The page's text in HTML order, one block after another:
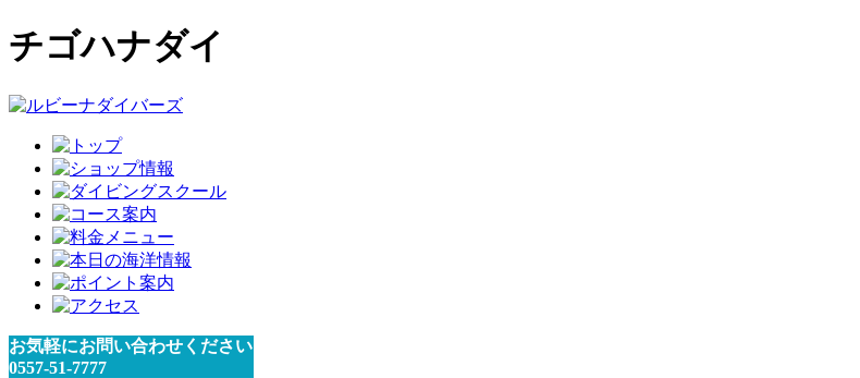
チゴハナダイ
お気軽にお問い合わせください
0557-51-7777